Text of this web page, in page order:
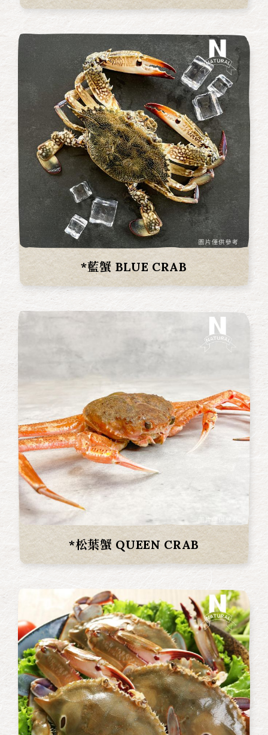
*藍蟹 BLUE CRAB
*松葉蟹 QUEEN CRAB